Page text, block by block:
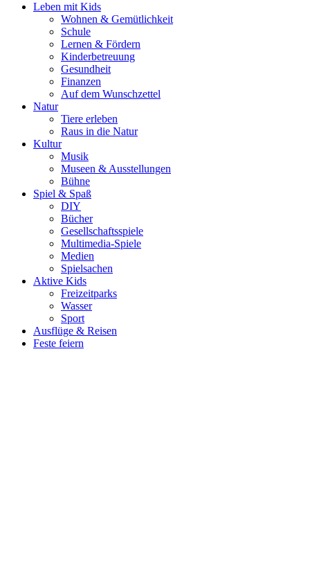
Leben mit Kids
Wohnen & Gemütlichkeit
Schule
Lernen & Fördern
Kinderbetreuung
Gesundheit
Finanzen
Auf dem Wunschzettel
Natur
Tiere erleben
Raus in die Natur
Kultur
Musik
Museen & Ausstellungen
Bühne
Spiel & Spaß
DIY
Bücher
Gesellschaftsspiele
Multimedia-Spiele
Medien
Spielsachen
Aktive Kids
Freizeitparks
Wasser
Sport
Ausflüge & Reisen
Feste feiern